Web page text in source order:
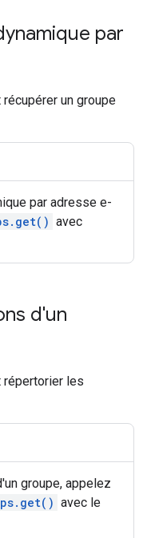
par
un groupe
par adresse e-
avec
d'un
répertorier les
groupe, appelez
avec le